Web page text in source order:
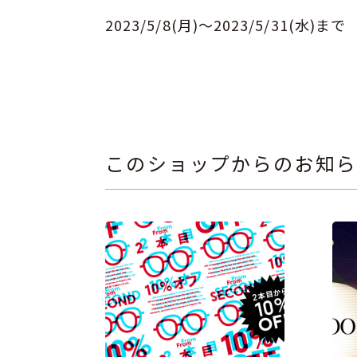
2023/5/8(月)～2023/5/31(水)まで
このショップからのお知